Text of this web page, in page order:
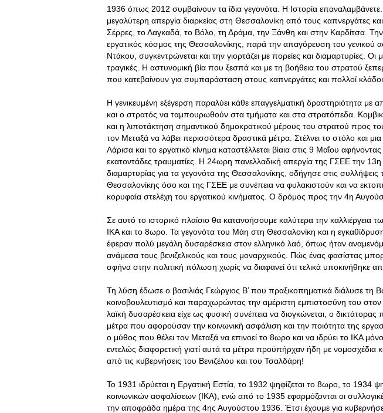
1936 όπως 2012 συμβαίνουν τα ίδια γεγονότα. Η Ιστορία επαναλαμβάνετε..
μεγαλύτερη απεργία διαρκείας στη Θεσσαλονίκη από τους καπνεργάτες και
Σέρρες, το Λαγκαδά, το Βόλο, τη Δράμα, την Ξάνθη και στην Καρδίτσα.
εργατικός κόσμος της Θεσσαλονίκης, παρά την απαγόρευση του γενικού
Ντάκου, συγκεντρώνεται και την γιορτάζει με πορείες και διαμαρτυρίες.
τραγικές. Η αστυνομική βία που ξεσπά και με τη βοήθεια του στρατού
που κατεβαίνουν για συμπαράσταση στους καπνεργάτες και πολλοί
Η γενικευμένη εξέγερση παραλύει κάθε επαγγελματική δραστηριότητα με
και ο στρατός να ταμπουρωθούν στα τμήματα και στα στρατόπεδα.
και η λιποτάκτηση σημαντικού δημοκρατικού μέρους του στρατού προς
τον Μεταξά να λάβει περισσότερα δραστικά μέτρα. Στέλνει το στόλο και
Λάρισα και το εργατικό κίνημα καταστέλλεται βίαια στις 9 Μαΐου
εκατοντάδες τραυματίες. Η 24ωρη πανελλαδική απεργία της ΓΣΕΕ την 13η
διαμαρτυρίας για τα γεγονότα της Θεσσαλονίκης, οδήγησε στις
Θεσσαλονίκης όσο και της ΓΣΕΕ με συνέπεια να φυλακιστούν και να
κορυφαία στελέχη του εργατικού κινήματος. Ο δρόμος προς την 4η
Σε αυτό το ιστορικό πλαίσιο θα κατανοήσουμε καλύτερα την καλλιέργεια
ΙΚΑ και το 8ωρο. Τα γεγονότα του Μάη στη Θεσσαλονίκη και η εγκαθίδρυση
έφεραν πολύ μεγάλη δυσαρέσκεια στον ελληνικό λαό, όπως ήταν
ανάμεσα τους βενιζελικούς και τους μοναρχικούς. Πώς ένας φασίστας
σφήνα στην πολιτική πόλωση χωρίς να διαφανεί ότι τελικά υποκινήθηκε
Τη λύση έδωσε ο βασιλιάς Γεώργιος Β’ που πραξικοπηματικά διάλυσε τη
κοινοβουλευτισμό και παραχωρώντας την αμέριστη εμπιστοσύνη του
λαϊκή δυσαρέσκεια είχε ως φυσική συνέπεια να διογκώνεται, ο δικτάτορας
μέτρα που αφορούσαν την κοινωνική ασφάλιση και την ποιότητα της
ο μύθος που θέλει τον Μεταξά να επινοεί το 8ωρο και να ιδρύει το ΙΚΑ
εντελώς διαφορετική γιατί αυτά τα μέτρα προϋπήρχαν ήδη με νομοσχέδια
από τις κυβερνήσεις του Βενιζέλου και του Τσαλδάρη!
Το 1931 ιδρύεται η Εργατική Εστία, το 1932 ψηφίζεται το 8ωρο, το 1934
κοινωνικών ασφαλίσεων (ΙΚΑ), ενώ από το 1935 εφαρμόζονται οι
την αποφράδα ημέρα της 4ης Αυγούστου 1936. Έτσι έχουμε για